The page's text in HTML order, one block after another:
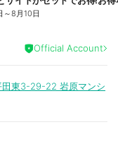
～8月10日
Official Account
田東3-29-22 岩原マンシ